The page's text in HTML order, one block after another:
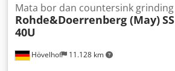
Hövelhof 11.128 km
Mata bor dan countersink grinding
Rohde&Doerrenberg (May)SS
40U